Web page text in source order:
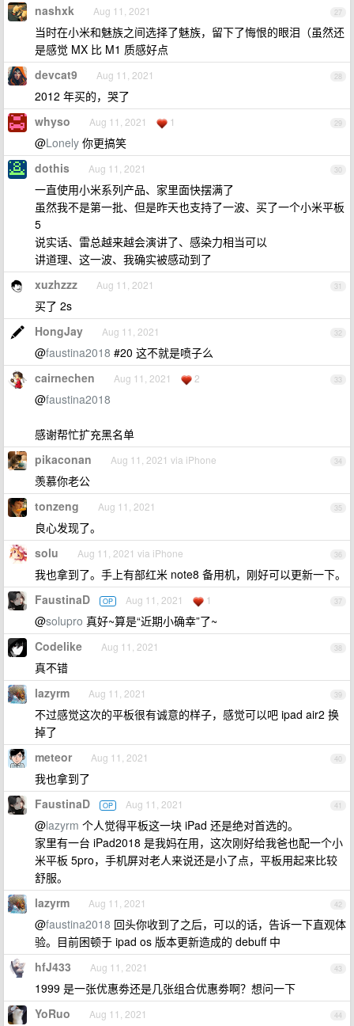
27
nashxk Aug 11, 2021
当时在小米和魅族之间选择了魅族，留下了悔恨的眼泪（虽然还
是感觉 MX 比 M1 质感好点
28
devcat9 Aug 11, 2021
2012 年买的，哭了
29
whyso Aug 11, 2021 1
@Lonely 你更搞笑
30
dothis Aug 11, 2021
一直使用小米系列产品、家里面快摆满了
虽然我不是第一批、但是昨天也支持了一波、买了一个小米平板
5
说实话、雷总越来越会演讲了、感染力相当可以
讲道理、这一波、我确实被感动到了
31
xuzhzzz Aug 11, 2021
买了 2s
32
HongJay Aug 11, 2021
@faustina2018 #20 这不就是喷子么
33
cairnechen Aug 11, 2021 2
@faustina2018
感谢帮忙扩充黑名单
34
pikaconan Aug 11, 2021 via iPhone
羡慕你老公
35
tonzeng Aug 11, 2021
良心发现了。
36
solu Aug 11, 2021 via iPhone
我也拿到了。手上有部红米 note8 备用机，刚好可以更新一下。
37
FaustinaD OP Aug 11, 2021 1
@solupro 真好~算是“近期小确幸”了~
38
Codelike Aug 11, 2021
真不错
39
lazyrm Aug 11, 2021
不过感觉这次的平板很有诚意的样子，感觉可以吧 ipad air2 换
掉了
40
meteor Aug 11, 2021
我也拿到了
41
FaustinaD OP Aug 11, 2021
@lazyrm 个人觉得平板这一块 iPad 还是绝对首选的。
家里有一台 iPad2018 是我妈在用，这次刚好给我爸也配一个小
米平板 5pro，手机屏对老人来说还是小了点，平板用起来比较
舒服。
42
lazyrm Aug 11, 2021
@faustina2018 回头你收到了之后，可以的话，告诉一下直观体
验。目前困顿于 ipad os 版本更新造成的 debuff 中
43
hfJ433 Aug 11, 2021
1999 是一张优惠劵还是几张组合优惠劵啊？想问一下
44
YoRuo Aug 11, 2021